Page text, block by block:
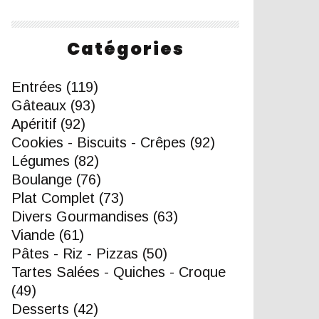
Catégories
Entrées (119)
Gâteaux (93)
Apéritif (92)
Cookies - Biscuits - Crêpes (92)
Légumes (82)
Boulange (76)
Plat Complet (73)
Divers Gourmandises (63)
Viande (61)
Pâtes - Riz - Pizzas (50)
Tartes Salées - Quiches - Croque
(49)
Desserts (42)